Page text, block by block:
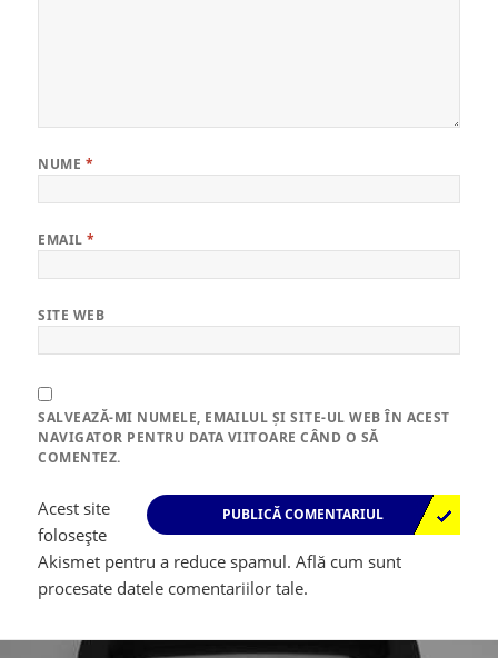
NUME *
EMAIL*
SITE WEB
SALVEAZĂ-MI NUMELE, EMAILUL ȘI SITE-UL WEB ÎN ACEST
NAVIGATOR PENTRU DATA VIITOARE CÂND O SĂ
COMENTEZ.
Acest site
folosește
Akismet pentru a reduce spamul.Află cum sunt
procesate datele comentariilor tale.